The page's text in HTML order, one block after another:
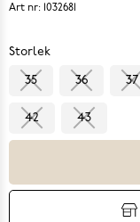
Art nr: 1032681
Storlek
35 36 37
42 43